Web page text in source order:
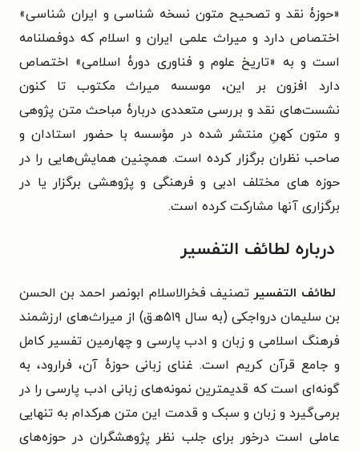
«حوزۀ نقد و تصحیح متون نسخه شناسی و ایران شناسی»
اختصاص دارد و میراث علمی ایران و اسلام که دوفصلنامه
است و به «تاریخ علوم و فناوری دورۀ اسلامی» اختصاص
دارد افزون بر این، موسسه میراث مکتوب تا کنون
نشست‌های نقد و بررسی متعددی دربارۀ مباحث متن پژوهی
و متون کهنِ منتشر شده در مؤسسه با حضور استادان و
صاحب نظران برگزار کرده است. همچنین همایش‌هایی را در
حوزه ‌های مختلف ادبی و فرهنگی و پژوهشی برگزار یا در
برگزاری آنها مشارکت کرده است.
درباره لطائف التفسیر
لطائف التفسیر تصنیف فخرالاسلام ابونصر احمد بن الحسن
بن سلیمان درواجکی (به سال ۵۱۹ﻫ.ق) از میراث‌های ارزشمند
فرهنگ اسلامی و زبان و ادب پارسی و چهارمین تفسیر کامل
و جامع قرآن کریم است. غنای زبانی حوزۀ آن، فرارود، به
گونه‌ای است که قدیمترین نمونه‌های زبانی ادب پارسی را در
بر‌می‌گیرد و زبان و سبک و قدمت این متن هرکدام به تنهایی
عاملی است درخور برای جلب نظر پژوهشگران در حوزه‌های